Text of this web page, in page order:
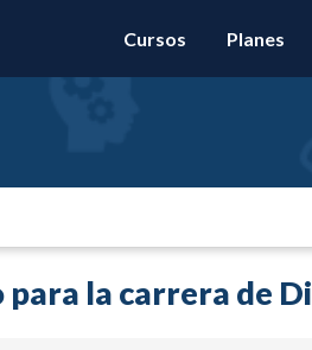
Cursos Planes
la carrera de